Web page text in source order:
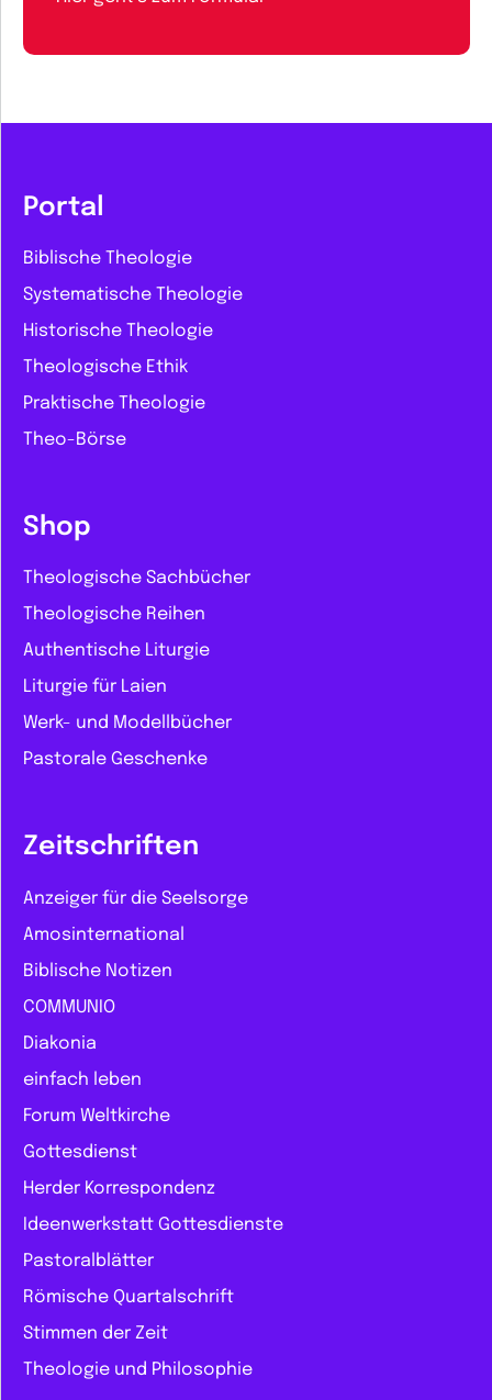
Portal
Biblische Theologie
Systematische Theologie
Historische Theologie
Theologische Ethik
Praktische Theologie
Theo-Börse
Shop
Theologische Sachbücher
Theologische Reihen
Authentische Liturgie
Liturgie für Laien
Werk- und Modellbücher
Pastorale Geschenke
Zeitschriften
Anzeiger für die Seelsorge
Amosinternational
Biblische Notizen
COMMUNIO
Diakonia
einfach leben
Forum Weltkirche
Gottesdienst
Herder Korrespondenz
Ideenwerkstatt Gottesdienste
Pastoralblätter
Römische Quartalschrift
Stimmen der Zeit
Theologie und Philosophie